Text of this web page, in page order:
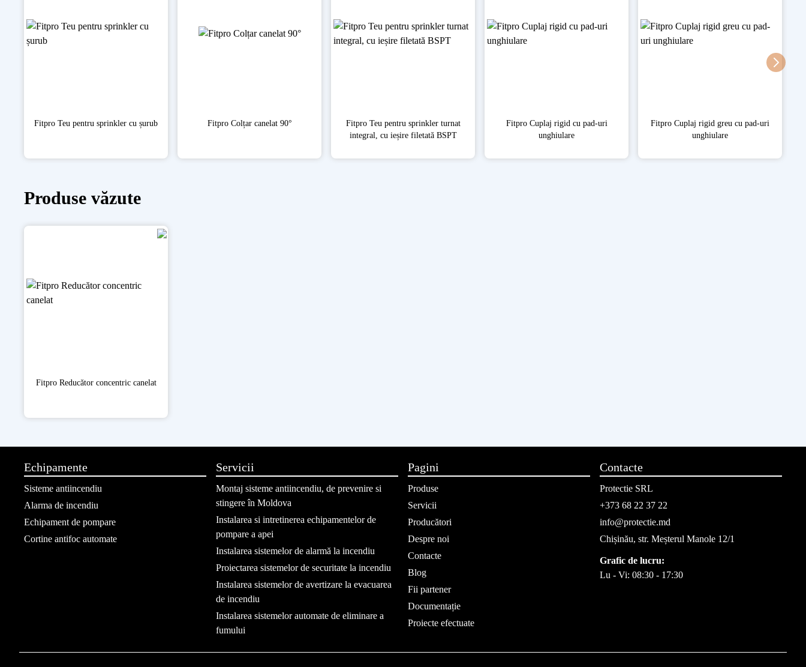
Fitpro Teu pentru sprinkler cu șurub Fitpro Colțar canelat 90°
Fitpro Teu pentru sprinkler turnat
integral, cu ieșire filetată BSPT
Fitpro Cuplaj rigid cu pad-uri
unghiulare
Fitpro Cuplaj rigid greu cu pad-uri
unghiulare
Produse văzute
Fitpro Reducător concentric canelat
Echipamente
Sisteme antiincendiu
Alarma de incendiu
Echipament de pompare
Cortine antifoc automate
Servicii
Montaj sisteme antiincendiu, de prevenire si
stingere în Moldova
Instalarea si intretinerea echipamentelor de
pompare a apei
Instalarea sistemelor de alarmă la incendiu
Proiectarea sistemelor de securitate la incendiu
Instalarea sistemelor de avertizare la evacuarea
de incendiu
Instalarea sistemelor automate de eliminare a
fumului
Pagini
Produse
Servicii
Producători
Despre noi
Contacte
Blog
Fii partener
Documentație
Proiecte efectuate
Contacte
Protectie SRL
+373 68 22 37 22
info@protectie.md
Chișinău, str. Meșterul Manole 12/1
Grafic de lucru:
Lu - Vi: 08:30 - 17:30